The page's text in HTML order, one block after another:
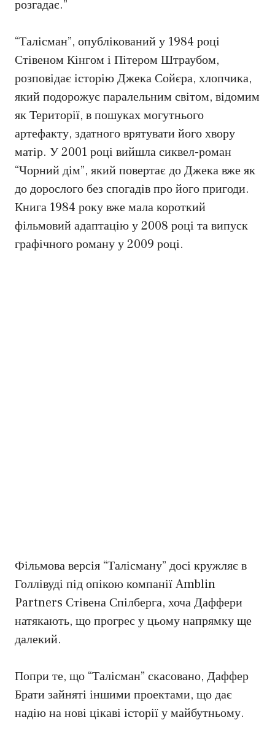
розгадає.”
“Талісман”, опублікований у 1984 році
Стівеном Кінгом і Пітером Штраубом,
розповідає історію Джека Сойєра, хлопчика,
який подорожує паралельним світом, відомим
як Території, в пошуках могутнього
артефакту, здатного врятувати його хвору
матір. У 2001 році вийшла сиквел-роман
“Чорний дім”, який повертає до Джека вже як
до дорослого без спогадів про його пригоди.
Книга 1984 року вже мала короткий
фільмовий адаптацію у 2008 році та випуск
графічного роману у 2009 році.
Фільмова версія “Талісману” досі кружляє в
Голлівуді під опікою компанії Amblin
Partners Стівена Спілберга, хоча Даффери
натякають, що прогрес у цьому напрямку ще
далекий.
Попри те, що “Талісман” скасовано, Даффер
Брати зайняті іншими проектами, що дає
надію на нові цікаві історії у майбутньому.